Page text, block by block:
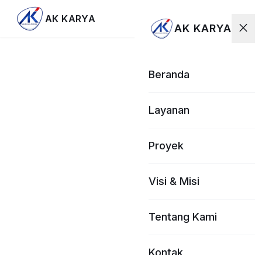
AK KARYA
AK KARYA close
Beranda
Layanan
Proyek
Visi & Misi
Tentang Kami
Kontak